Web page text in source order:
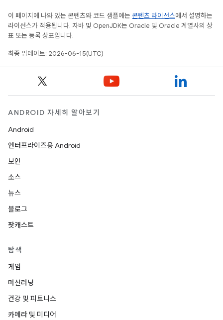
이 페이지에 나와 있는 콘텐츠와 코드 샘플에는 콘텐츠 라이선스에서 설명하는
라이선스가 적용됩니다. 자바 및 OpenJDK는 Oracle 및 Oracle 계열사의 상
표 또는 등록 상표입니다.
최종 업데이트: 2026-06-15(UTC)
ANDROID 자세히 알아보기
Android
엔터프라이즈용 Android
보안
소스
뉴스
블로그
팟캐스트
탐색
게임
머신러닝
건강 및 피트니스
카메라 및 미디어